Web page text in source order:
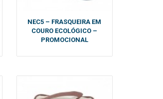
NEC5 – FRASQUEIRA EM
COURO ECOLÓGICO –
PROMOCIONAL